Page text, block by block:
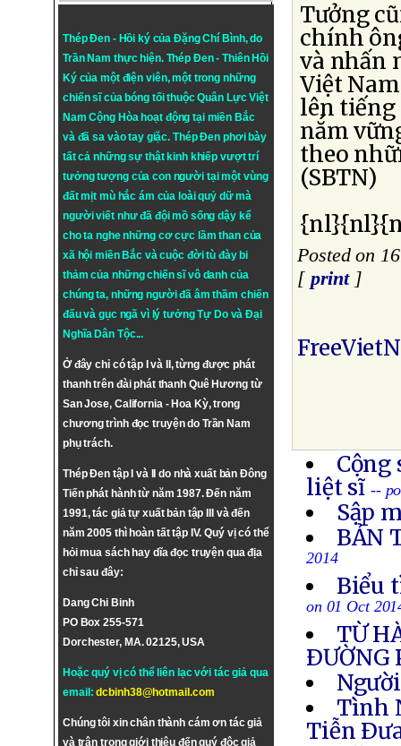
Thép Đen - Hồi ký của Đặng Chí Bình, do
Trần Nam thực hiện. Thép Đen- Thiên Hồi
Ký của một điện viên, một trong những
chiến sĩ của bóng tối thuộc Quân Lực Việt
Nam Cộng Hòa hoạt động tại miền Bắc
và đã sa vào tay giặc. Thép Đen phơi bày
tất cả những sự thật kinh khiếp vượt trí
tưởng tượng của con người tại một vùng
đất mịt mù hắc ám của loài quỷ dữ mà
người viết như đã đội mồ sống dậy kể
cho ta nghe những cơ cực lầm than của
xã hội miền Bắc và cuộc đời tù đày bi
thảm của những chiến sĩ vô danh của
chúng ta, những người đã âm thầm chiến
đấu và gục ngã vì lý tưởngTự DovàĐại
Nghĩa Dân Tộc...
Ở đây chỉ có tập I và II, từng được phát
thanh trên đài phát thanh Quê Hương từ
San Jose, California - Hoa Kỳ, trong
chương trình đọc truyện do Trần Nam
phụ trách.
Thép Đen tập I và II do nhà xuất bản Đông
Tiến phát hành từ năm 1987. Đến năm
1991, tác giả tự xuất bản tập III và đến
năm 2005 thì hoàn tất tập IV. Quý vị có thể
hỏi mua sách hay dĩa đọc truyện qua địa
chỉ sau đây:
Dang Chi Binh
PO Box 255-571
Dorchester, MA. 02125, USA
Hoặc quý vị có thể liên lạc với tác giả qua
email:dcbinh38@hotmail.com
Chúng tôi xin chân thành cám ơn tác giả
và trân trọng giới thiệu đến quý độc giả
Tưởng
chính
và nhấn
Việt
lên tiếng
nắm
theo
(SBTN)
Posted on
[ print]
Cộng
liệt sĩ --
Sập
BẢN
2014
Biểu
on 01 Oct
TỪ
ÐƯỜNG
Tình
Tiễn